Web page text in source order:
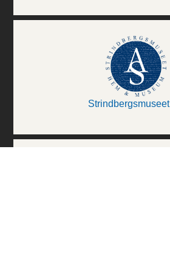
Strindbergsmuseet